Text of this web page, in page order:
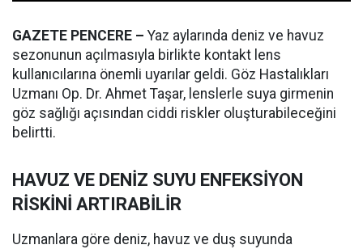
GAZETE PENCERE – Yaz aylarında deniz ve havuz
sezonunun açılmasıyla birlikte kontakt lens
kullanıcılarına önemli uyarılar geldi. Göz Hastalıkları
Uzmanı Op. Dr. Ahmet Taşar, lenslerle suya girmenin
göz sağlığı açısından ciddi riskler oluşturabileceğini
belirtti.
HAVUZ VE DENİZ SUYU ENFEKSİYON
RİSKİNİ ARTIRABİLİR
Uzmanlara göre deniz, havuz ve duş suyunda